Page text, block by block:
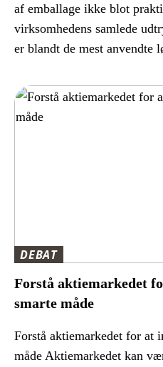
af emballage ikke blot
virksomhedens samlede
er blandt de mest
DEBAT
Forstå aktiemarkedet
smarte måde
Forstå aktiemarkedet for at
måde Aktiemarkedet kan